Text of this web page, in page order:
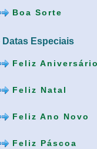
Boa Sorte
Datas Especiais
Feliz Aniversário
Feliz Natal
Feliz Ano Novo
Feliz Páscoa